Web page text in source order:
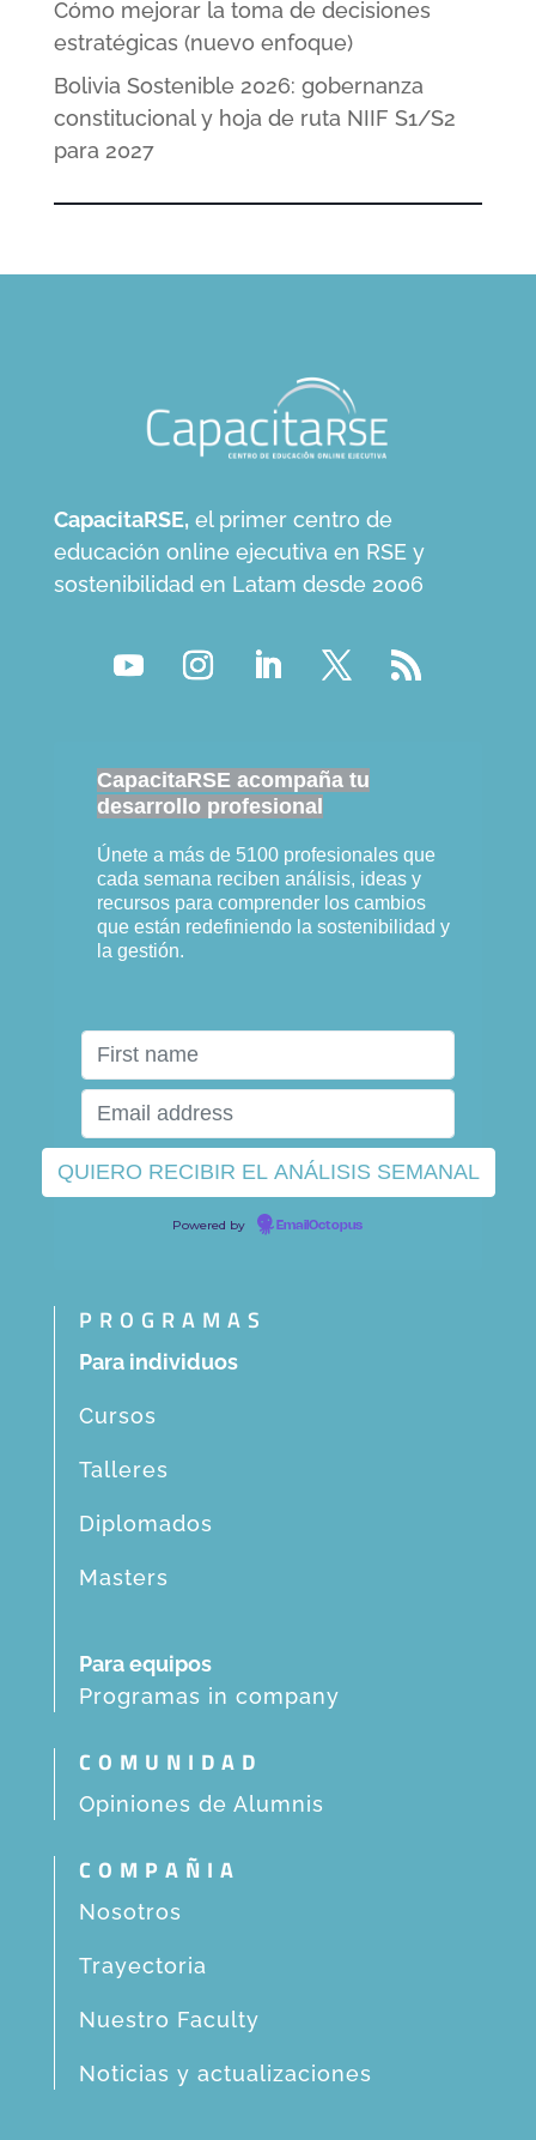
Cómo mejorar la toma de decisiones
estratégicas (nuevo enfoque)
Bolivia Sostenible 2026: gobernanza
constitucional y hoja de ruta NIIF S1/S2
para 2027
CapacitaRSE, el primer centro de
educación online ejecutiva en RSE y
sostenibilidad en Latam desde 2006
CapacitaRSE acompaña tu
desarrollo profesional
Únete a más de 5100 profesionales que
cada semana reciben análisis, ideas y
recursos para comprender los cambios
que están redefiniendo la sostenibilidad y
la gestión.
Powered by EmailOctopus
PROGRAMAS
Para individuos
Cursos
Talleres
Diplomados
Masters
Para equipos
Programas in company
COMUNIDAD
Opiniones de Alumnis
COMPAÑIA
Nosotros
Trayectoria
Nuestro Faculty
Noticias y actualizaciones